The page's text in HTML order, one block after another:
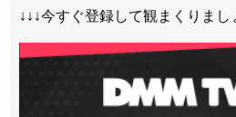
↓↓↓今すぐ登録して観まくりまし